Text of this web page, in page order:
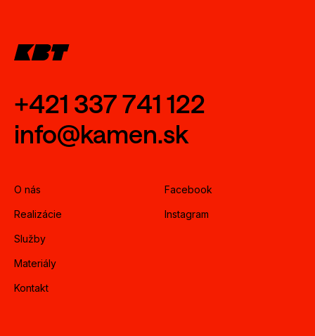
+421 337 741 122
info@kamen.sk
O nás
Realizácie
Služby
Materiály
Kontakt
Facebook
Instagram